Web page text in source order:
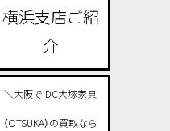
横浜支店ご紹
介
＼大阪でIDC大塚家具
（OTSUKA）の買取なら